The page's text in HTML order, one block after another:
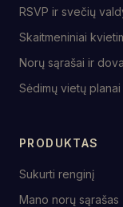
RSVP ir svečių
Skaitmeniniai
Norų sąrašai ir
Sėdimų vietų planai
PRODUKTAS
Sukurti renginį
Mano norų sąrašas